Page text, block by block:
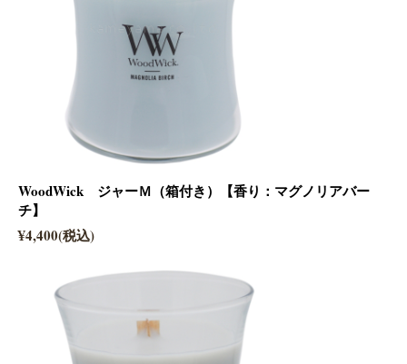
WoodWick ジャーＭ（箱付き）【香り：マグノリアバー
チ】
¥4,400(税込)